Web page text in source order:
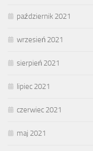
październik 2021
wrzesień 2021
sierpień 2021
lipiec 2021
czerwiec 2021
maj 2021